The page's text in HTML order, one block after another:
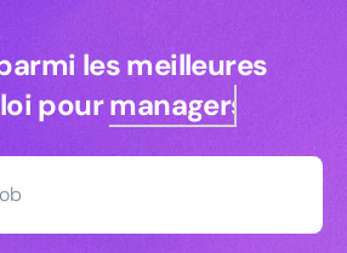
les meilleures
les meilleures
pourmanagers